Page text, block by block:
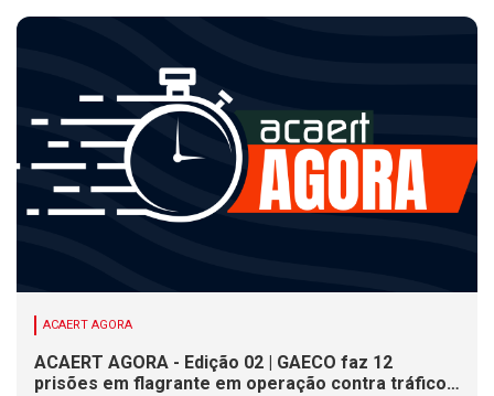
ACAERT AGORA
ACAERT AGORA - Edição 02 | GAECO faz 12
prisões em flagrante em operação contra tráfico